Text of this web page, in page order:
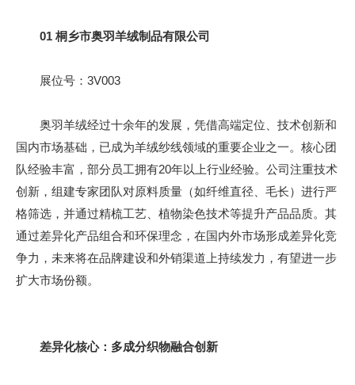
01 桐乡市奥羽羊绒制品有限公司
展位号：3V003
奥羽羊绒经过十余年的发展，凭借高端定位、技术创新和
国内市场基础，已成为羊绒纱线领域的重要企业之一。核心团
队经验丰富，部分员工拥有20年以上行业经验。公司注重技术
创新，组建专家团队对原料质量（如纤维直径、毛长）进行严
格筛选，并通过精梳工艺、植物染色技术等提升产品品质。其
通过差异化产品组合和环保理念，在国内外市场形成差异化竞
争力，未来将在品牌建设和外销渠道上持续发力，有望进一步
扩大市场份额。
差异化核心：多成分织物融合创新